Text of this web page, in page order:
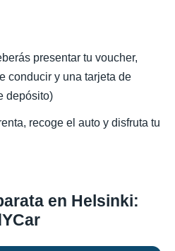
presentar tu voucher,
conducir y una tarjeta de
depósito)
recoge el auto y disfruta tu
en Helsinki: